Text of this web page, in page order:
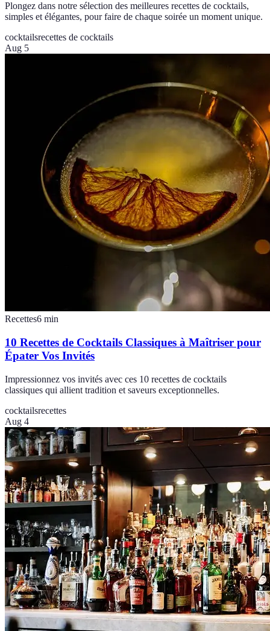
Plongez dans notre sélection des meilleures recettes de cocktails,
simples et élégantes, pour faire de chaque soirée un moment unique.
cocktailsrecettes de cocktails
Aug 5
Recettes6 min
10 Recettes de Cocktails Classiques à Maîtriser pour
Épater Vos Invités
Impressionnez vos invités avec ces 10 recettes de cocktails
classiques qui allient tradition et saveurs exceptionnelles.
cocktailsrecettes
Aug 4